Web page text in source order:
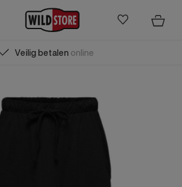
Veilig betalenonline